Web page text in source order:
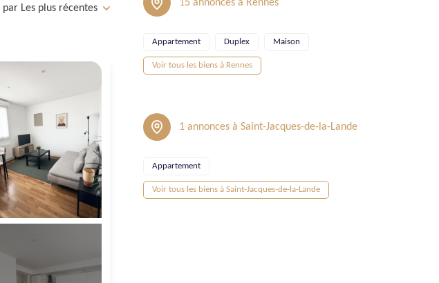
par Les plus récentes
15 annonces à Rennes
Appartement Duplex Maison
Voir tous les biens à Rennes
1 annonces à Saint-Jacques-de-la-Lande
Appartement
Voir tous les biens à Saint-Jacques-de-la-Lande